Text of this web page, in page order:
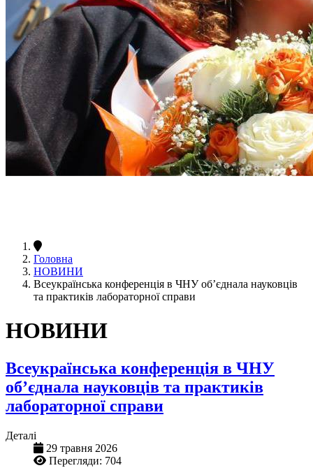
Головна
НОВИНИ
Всеукраїнська конференція в ЧНУ об’єднала науковців
та практиків лабораторної справи
НОВИНИ
Всеукраїнська конференція в ЧНУ
об’єднала науковців та практиків
лабораторної справи
Деталі
29 травня 2026
Перегляди: 704